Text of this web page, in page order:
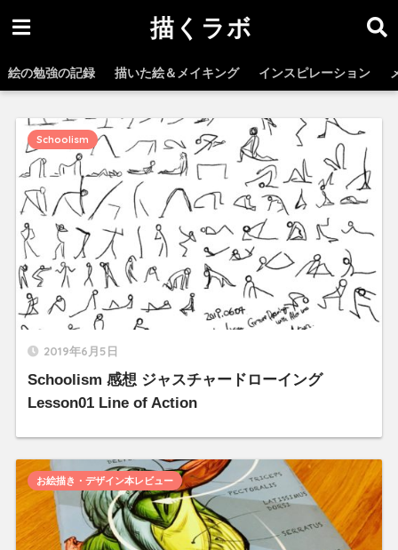
描くラボ
絵の勉強の記録 描いた絵＆メイキング インスピレーション
2019年6月5日
Schoolism 感想 ジャスチャードローイング
Lesson01 Line of Action
Schoolism
お絵描き・デザイン本レビュー